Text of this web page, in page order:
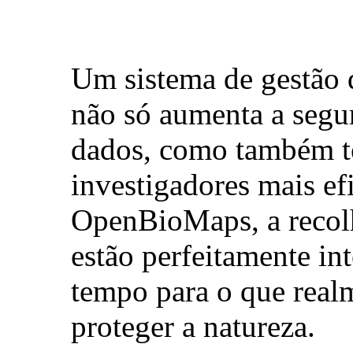
Um sistema de
não só aumenta a
dados, como também
investigadores mais
OpenBioMaps, a
estão perfeitamente
tempo para o que
proteger a natureza.